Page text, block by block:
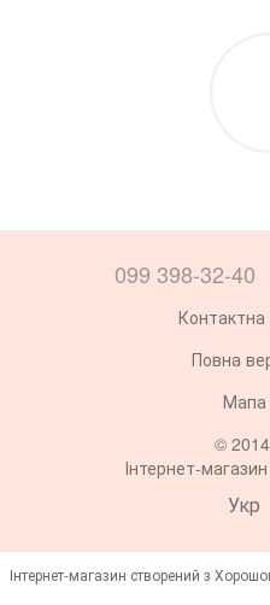
099 398-32-40
Контактна
Повна
Мапа
©
Інтернет-
Укр
Інтернет-магазин створений з